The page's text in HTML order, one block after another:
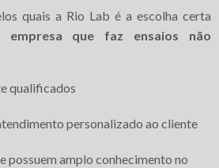
quais a Rio Lab é a escolha certa
empresa que faz ensaios não
qualificados
personalizado ao cliente
possuem amplo conhecimento no